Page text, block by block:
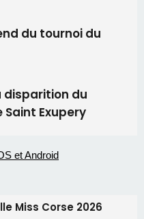
du tournoi du
disparition du
Exupery
Miss Corse 2026